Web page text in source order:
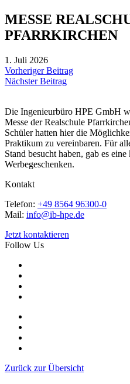
MESSE
PFARRKIRCHEN
1. Juli 2026
Vorheriger Beitrag
Nächster Beitrag
Die Ingenieurbüro HPE GmbH
Messe der Realschule
Schüler hatten hier die
Praktikum zu vereinbaren. Für
Stand besucht haben, gab es
Werbegeschenken.
Kontakt
Telefon: +49 8564 96300-0
Mail: info@ib-hpe.de
Jetzt kontaktieren
Follow Us
Zurück zur Übersicht